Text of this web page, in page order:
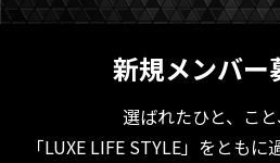
新規メンバー
選ばれたひと、こ
「LUXE LIFE STYLE」をとも